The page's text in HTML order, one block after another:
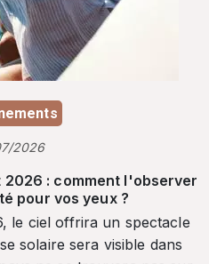
2026
2026 : comment l'observer
pour vos yeux ?
le ciel offrira un spectacle
solaire sera visible dans